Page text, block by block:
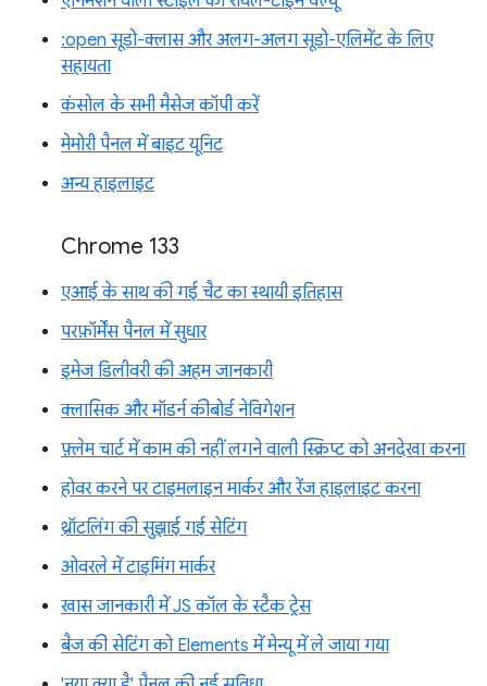
:open सूडो-क्लास और अलग-अलग सूडो-एलिमेंट के लिए
सहायता
कंसोल के सभी मैसेज कॉपी करें
मेमोरी पैनल में बाइट यूनिट
अन्य हाइलाइट
Chrome 133
एआई के साथ की गई चैट का स्थायी इतिहास
परफ़ॉर्मेंस पैनल में सुधार
इमेज डिलीवरी की अहम जानकारी
क्लासिक और मॉडर्न कीबोर्ड नेविगेशन
फ़्लेम चार्ट में काम की नहीं लगने वाली स्क्रिप्ट को अनदेखा करना
होवर करने पर टाइमलाइन मार्कर और रेंज हाइलाइट करना
थ्रॉटलिंग की सुझाई गई सेटिंग
ओवरले में टाइमिंग मार्कर
खास जानकारी में JS कॉल के स्टैक ट्रेस
बैज की सेटिंग को Elements में मेन्यू में ले जाया गया